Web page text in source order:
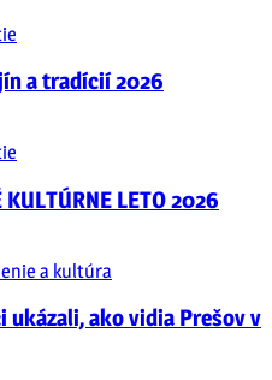
a tradícií 2026
KULTÚRNE LETO 2026
a kultúra
ukázali, ako vidia Prešov v